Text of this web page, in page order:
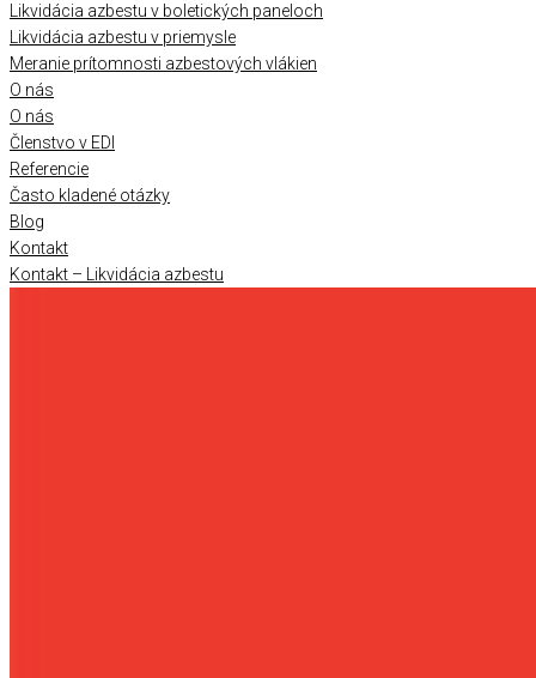
Likvidácia azbestu v boletických paneloch
Likvidácia azbestu v priemysle
Meranie prítomnosti azbestových vlákien
O nás
O nás
Členstvo v EDI
Referencie
Často kladené otázky
Blog
Kontakt
Kontakt – Likvidácia azbestu